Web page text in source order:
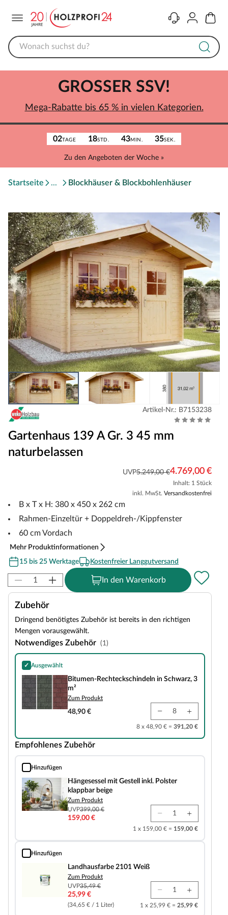
KontaktKonto
02TAGE 18STD. 43MIN. 35SEK.
Zu den Angeboten der Woche »
GROSSER SSV!
Mega-Rabatte bis 65 % in vielen Kategorien.
Startseite Blockhäuser & Blockbohlenhäuser
Artikel-Nr.: B7153238
Gartenhaus 139 A Gr. 3 45 mm
naturbelassen
UVP5.249,00 €4.769,00 €
Inhalt: 1 Stück
inkl. MwSt. Versandkostenfrei
B x T x H: 380 x 450 x 262 cm
Rahmen-Einzeltür + Doppeldreh-/Kippfenster
60 cm Vordach
Mehr Produktinformationen
15 bis 25 Werktage
Kostenfreier Langgutversand
In den Warenkorb
Zubehör
Dringend benötigtes Zubehör ist bereits in den richtigen
Mengen vorausgewählt.
Notwendiges Zubehör (1)
✓ Ausgewählt
Bitumen-Rechteckschindeln in Schwarz, 3 m²
Bitumen-Rechteckschindeln in Schwarz, 3
m²
Zum Produkt
48,90 €
8 x 48,90 € = 391,20 €
Empfohlenes Zubehör
Hinzufügen
Hängesessel mit Gestell inkl. Polster klappbar beige
Hängesessel mit Gestell inkl. Polster
klappbar beige
Zum Produkt
UVP399,00 €
159,00 €
1 x 159,00 € = 159,00 €
Hinzufügen
Landhausfarbe 2101 Weiß
Landhausfarbe 2101 Weiß
Zum Produkt
UVP35,49 €
25,99 €
(34,65 € / 1 Liter) 1 x 25,99 € = 25,99 €